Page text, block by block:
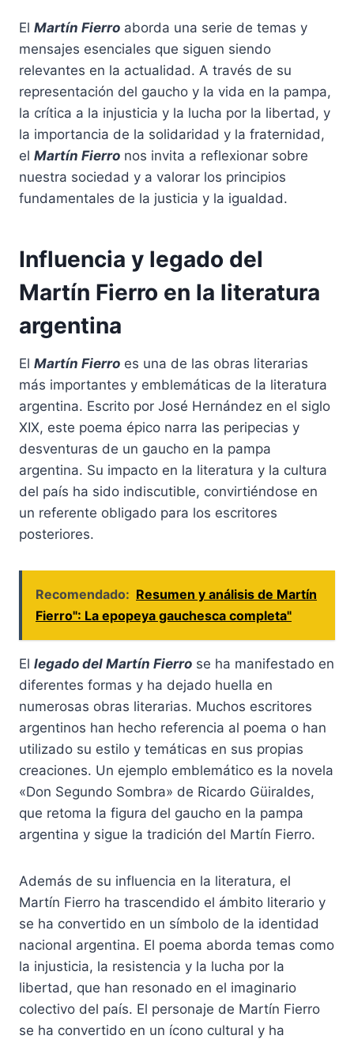
El Martín Fierro aborda una serie de temas y
mensajes esenciales que siguen siendo
relevantes en la actualidad. A través de su
representación del gaucho y la vida en la pampa,
la crítica a la injusticia y la lucha por la libertad, y
la importancia de la solidaridad y la fraternidad,
el Martín Fierro nos invita a reflexionar sobre
nuestra sociedad y a valorar los principios
fundamentales de la justicia y la igualdad.
Influencia y legado del
Martín Fierro en la literatura
argentina
El Martín Fierro es una de las obras literarias
más importantes y emblemáticas de la literatura
argentina. Escrito por José Hernández en el siglo
XIX, este poema épico narra las peripecias y
desventuras de un gaucho en la pampa
argentina. Su impacto en la literatura y la cultura
del país ha sido indiscutible, convirtiéndose en
un referente obligado para los escritores
posteriores.
Recomendado: Resumen y análisis de Martín
Fierro": La epopeya gauchesca completa"
El legado del Martín Fierro se ha manifestado en
diferentes formas y ha dejado huella en
numerosas obras literarias. Muchos escritores
argentinos han hecho referencia al poema o han
utilizado su estilo y temáticas en sus propias
creaciones. Un ejemplo emblemático es la novela
«Don Segundo Sombra» de Ricardo Güiraldes,
que retoma la figura del gaucho en la pampa
argentina y sigue la tradición del Martín Fierro.
Además de su influencia en la literatura, el
Martín Fierro ha trascendido el ámbito literario y
se ha convertido en un símbolo de la identidad
nacional argentina. El poema aborda temas como
la injusticia, la resistencia y la lucha por la
libertad, que han resonado en el imaginario
colectivo del país. El personaje de Martín Fierro
se ha convertido en un ícono cultural y ha